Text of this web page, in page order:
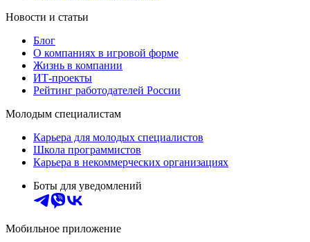
Новости и статьи
Блог
О компаниях в игровой форме
Жизнь в компании
ИТ-проекты
Рейтинг работодателей России
Молодым специалистам
Карьера для молодых специалистов
Школа программистов
Карьера в некоммерческих организациях
Боты для уведомлений
Мобильное приложение